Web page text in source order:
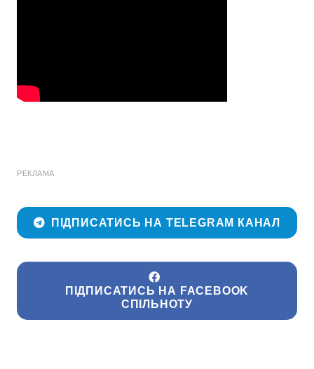
РЕКЛАМА
ПІДПИСАТИСЬ НА TELEGRAM КАНАЛ
ПІДПИСАТИСЬ НА FACEBOOK
СПІЛЬНОТУ